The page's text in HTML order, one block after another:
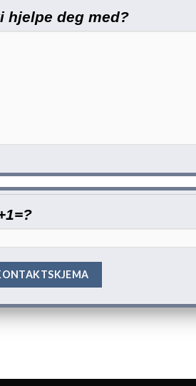
hjelpe deg med?